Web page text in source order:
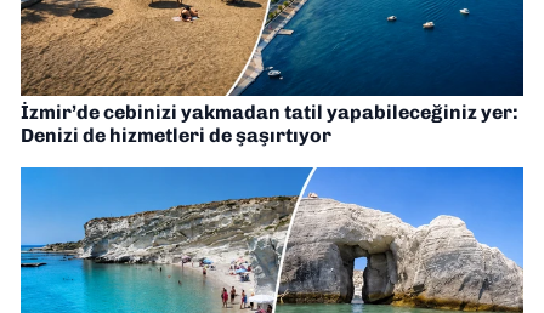
İzmir’de cebinizi yakmadan tatil yapabileceğiniz yer:
Denizi de hizmetleri de şaşırtıyor